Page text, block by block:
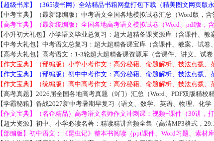
【超级书库】（365读书网）全站精品书籍网盘打包下载（精美图文网页版永
【中考宝典】（最新部编版）中考语文全国各地模拟试卷汇总（Word版，含
【高考宝典】（最新统编版）全国各地高考语文模拟试卷（Word、pdf版，含
【小升初大礼包】小学语文毕业总复习：超大超精备课资源库（含课件、教
【中考大礼包】中考语文总复习：超大超精备课宝库（含课件、教案、试卷
【高考大礼包】高考语文：1-3轮超大超精备课资源库（含课件、讲义、试卷
【作文宝典】（部编版）小学小考作文：高分秘籍、命题解析、技法点拨、
【作文宝典】（部编版）初中中考作文：高分秘籍、命题解析、技法点拨、
【作文宝典】（统编版）高中高考作文：高分秘籍、命题解析、技法点拨、
【高考真题】2026届全国各地高考真题（9门）汇总（Word、PDF双版精校精
【学霸秘籍】备战2027新中考暑期早复习（语文、数学、英语、物理、化学
【作文宝典】（名企精品）高考语文名师作文冲刺课：视频+课件（30讲，打
【超大资源】初中、小学必读名著：精读精讲音频全集（高清MP3格式，
【部编版】初中语文：《昆虫记》整本书阅读（ppt课件、Word习题、素材库